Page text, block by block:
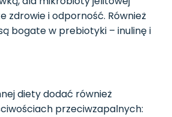
zdrowie i odporność. Również
bogate w prebiotyki – inulinę i
diety dodać również
przeciwzapalnych: